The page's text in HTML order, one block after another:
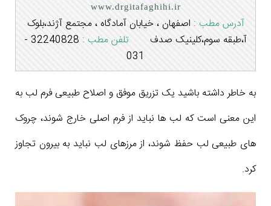
www.drgitafaghihi.ir
آدرس مطب : اصفهان ، خیابان آمادگاه ، مجتمع آژند،بلوک
آ،طبقه سوم،کلینیک صدف
تلفن مطب :
32240828 -
031
به خاطر داشته باشید یک تزریق موفق و اصلاح طبیعی فرم لب به
این معنی است که لب ها نباید از فرم اصلی خارج شوند، چروک
های طبیعی لب حفظ شوند، از مرزهای لب نباید به بیرون تجاوز
کرد.